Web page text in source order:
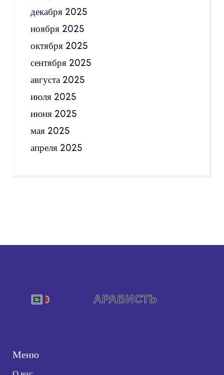
декабря 2025
ноября 2025
октября 2025
сентября 2025
августа 2025
июля 2025
июня 2025
мая 2025
апреля 2025
Меню